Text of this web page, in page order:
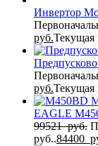
Инвертор
руб.Текущая
руб.Текущая
EAGLE
99521руб.
руб..84400